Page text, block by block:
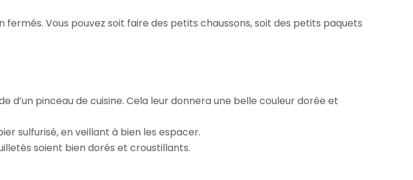
Vous pouvez soit faire des petits chaussons, soit des petits paquets
d’un pinceau de cuisine. Cela leur donnera une belle couleur dorée et
sulfurisé, en veillant à bien les espacer.
soient bien dorés et croustillants.